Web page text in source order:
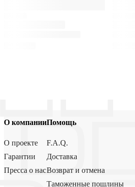
О компании
О проекте
Гарантии
Пресса о нас
Помощь
F.A.Q.
Доставка
Возврат и отмена
Таможенные пошлины